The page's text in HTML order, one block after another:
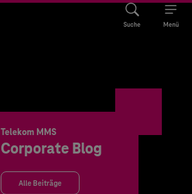
Suche Menü
Telekom MMS
Corporate Blog
Alle Beiträge